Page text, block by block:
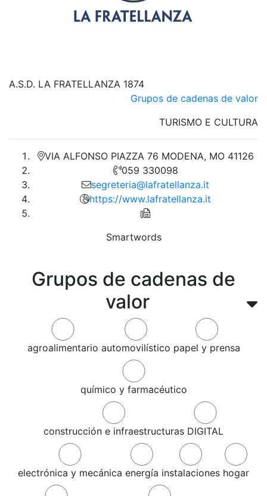
Grupos de cadenas de
valor
agroalimentario automovilístico papel y prensa
químico y farmacéutico
construcción e infraestructuras DIGITAL
electrónica y mecánica energía instalaciones hogar
A.S.D. LA FRATELLANZA 1874
Grupos de cadenas de valor
TURISMO E CULTURA
VIA ALFONSO PIAZZA 76 MODENA, MO 41126
059 330098
segreteria@lafratellanza.it
https://www.lafratellanza.it
Smartwords